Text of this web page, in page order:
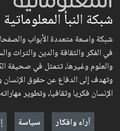
شبكة النبأ المعلوماتية
شبكة واسعة متعددة الأبواب
في الفكر والثقافة والدين والتراث
والعلوم وغيرها، تتمثل في صحيفة
وتهدف إلى الدفاع عن حقوق الإنسان
الإنسان فكريا وثقافيا، وتطوير
آراء وافكار
سياسة